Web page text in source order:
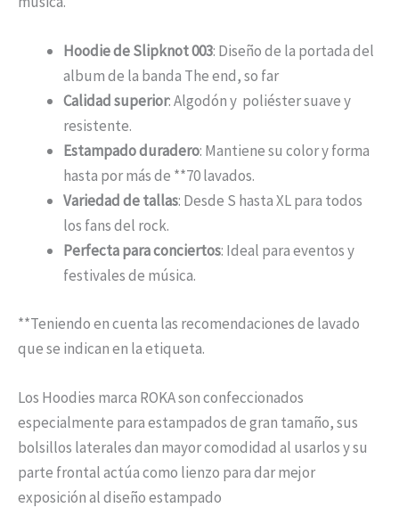
Hoodie de Slipknot 003: Diseño de la portada del
album de la banda The end, so far
Calidad superior: Algodón y poliéster suave y
resistente.
Estampado duradero: Mantiene su color y forma
hasta por más de **70 lavados.
Variedad de tallas: Desde S hasta XL para todos
los fans del rock.
Perfecta para conciertos: Ideal para eventos y
festivales de música.
**Teniendo en cuenta las recomendaciones de lavado
que se indican en la etiqueta.
Los Hoodies marca ROKA son confeccionados
especialmente para estampados de gran tamaño, sus
bolsillos laterales dan mayor comodidad al usarlos y su
parte frontal actúa como lienzo para dar mejor
exposición al diseño estampado